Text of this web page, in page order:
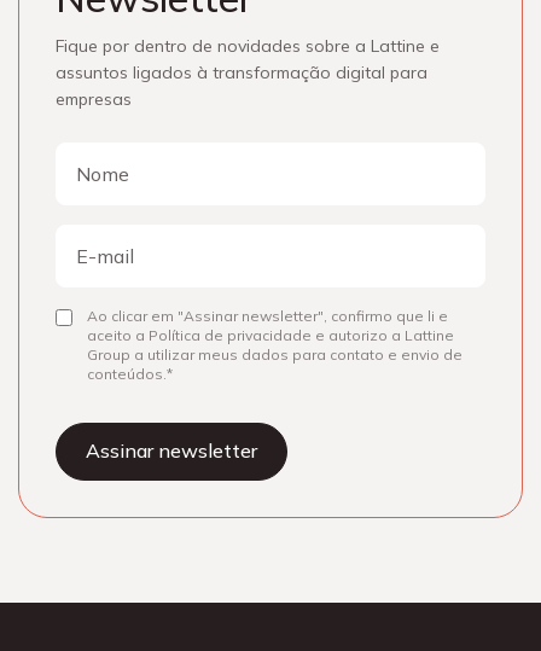
Fique por dentro de novidades sobre a Lattine e
assuntos ligados à transformação digital para
empresas
mail
ConsentirAo clicar em "Assinar newsletter", confirmo que li e
aceito a Política de privacidade e autorizo a Lattine
Group a utilizar meus dados para contato e envio de
conteúdos.